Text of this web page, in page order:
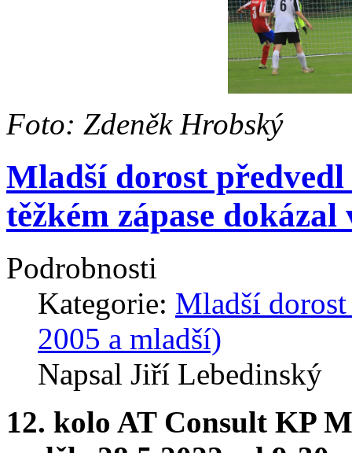
Foto: Zdeněk Hrobský
Mladší dorost
těžkém zápase
Podrobnosti
Kategorie: Mladší
2005 a mladší)
Napsal Jiří Lebedinský
12. kolo AT Consult KP